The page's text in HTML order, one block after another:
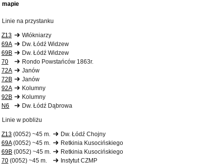
mapie
Linie na przystanku
Z13
Włókniarzy
69A
Dw. Łódź Widzew
69B
Dw. Łódź Widzew
70
Rondo Powstańców 1863r.
72A
Janów
72B
Janów
92A
Kolumny
92B
Kolumny
N6
Dw. Łódź Dąbrowa
Linie w pobliżu
Z13 (0052) ~45 m.
Dw. Łódź Chojny
69A(0052) ~45 m.
Retkinia Kusocińskiego
69B (0052) ~45 m.
Retkinia Kusocińskiego
70 (0052) ~45 m. Instytut CZMP